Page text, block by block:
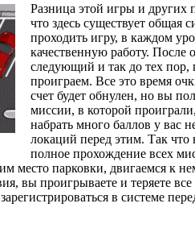
Разница этой игры и других
что здесь существует общая
проходить игру, в каждом
качественную работу.
следующий и так до тех пор,
проиграем. Все это время
счет будет обнулен, но вы
миссии, в которой
набрать много баллов у вас
локаций перед этим. Так что
полное прохождение всех
место парковки, двигаемся к
вы проигрываете и теряете
в системе